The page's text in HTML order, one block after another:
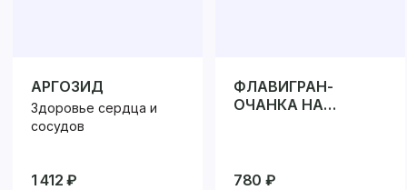
АРГОЗИД
Здоровье сердца и
сосудов
1 412 ₽
ФЛАВИГРАН-
ОЧАНКА НА
780 ₽